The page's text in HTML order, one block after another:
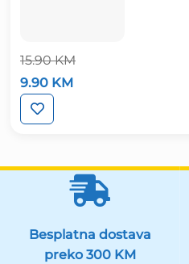
15.90KM
Izvorna
cijena
bila
je:
9.90 KM
Besplatna dostava
preko 300 KM